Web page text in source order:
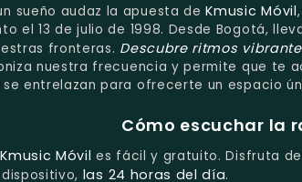
sueño audaz la apuesta deKmusic Móvil
el 13 de julio de 1998. Desde Bogotá,
fronteras. Descubre ritmos
nuestra frecuencia y permite que te
entrelazan para ofrecerte un espacio
Cómo escuchar la
Kmusic Móvil es fácil y gratuito. Disfruta
las 24 horas del día.